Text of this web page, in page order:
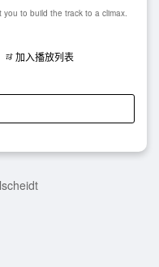
to build the track to a climax.
加入播放列表